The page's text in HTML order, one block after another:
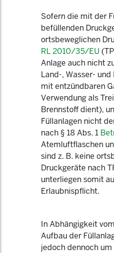
Sofern die mit der
befüllenden
ortsbeweglichen
RL 2010/35/EU
Anlage auch nicht
Land-, Wasser-
mit entzündbaren
Verwendung als
Brennstoff dient),
Füllanlagen nicht
nach § 18 Abs. 1
Atemluftflaschen
sind z. B. keine
Druckgeräte nach
unterliegen somit
Erlaubnispflicht.
In Abhängigkeit
Aufbau der
jedoch dennoch um